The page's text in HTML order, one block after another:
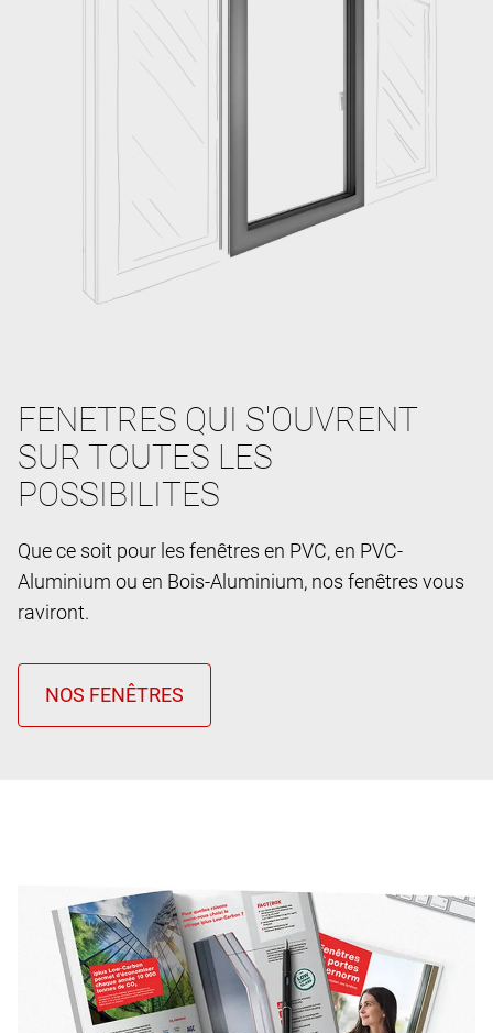
FENETRES QUI S'OUVRENT
SUR TOUTES LES
POSSIBILITES
Que ce soit pour les fenêtres en PVC, en PVC-
Aluminium ou en Bois-Aluminium, nos fenêtres vous
raviront.